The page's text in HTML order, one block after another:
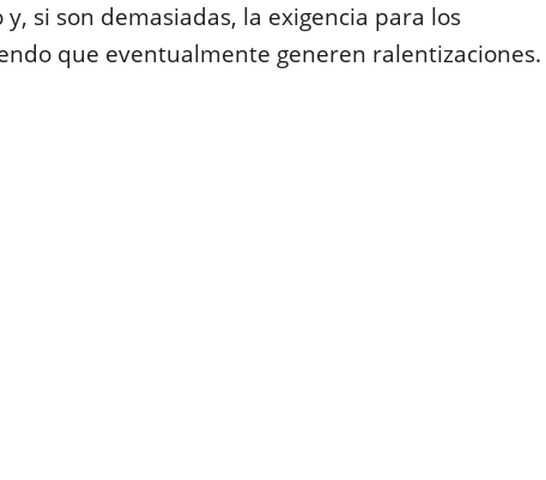
si son demasiadas, la exigencia para los
que eventualmente generen ralentizaciones.